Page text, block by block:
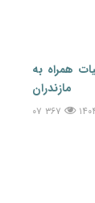
همراه به
مازندران
۳۶۷